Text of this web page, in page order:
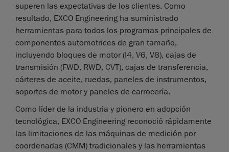
superen las expectativas de los clientes. Como
resultado, EXCO Engineering ha suministrado
herramientas para todos los programas principales de
componentes automotrices de gran tamaño,
incluyendo bloques de motor (I4, V6, V8), cajas de
transmisión (FWD, RWD, CVT), cajas de transferencia,
cárteres de aceite, ruedas, paneles de instrumentos,
soportes de motor y paneles de carrocería.
Como líder de la industria y pionero en adopción
tecnológica, EXCO Engineering reconoció rápidamente
las limitaciones de las máquinas de medición por
coordenadas (CMM) tradicionales y las herramientas